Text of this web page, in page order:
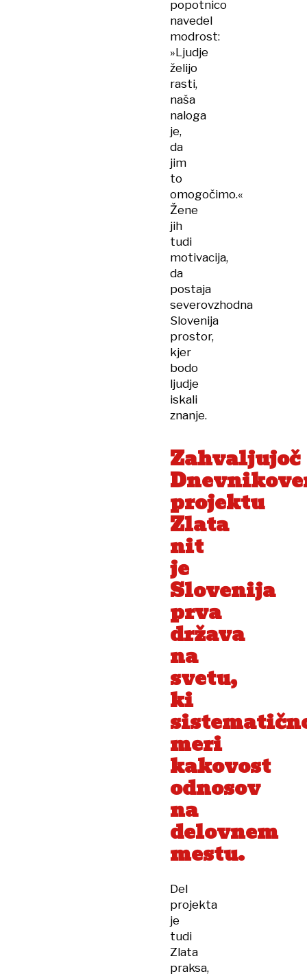
popotnico
navedel
modrost:
»Ljudje
želijo
rasti,
naša
naloga
je,
da
jim
to
omogočimo.«
Žene
jih
tudi
motivacija,
da
postaja
severovzhodna
Slovenija
prostor,
kjer
bodo
ljudje
iskali
znanje.
Zahvaljujoč
projektu
Zlata
nit
je
Slovenija
prva
država
na
svetu,
ki
meri
kakovost
odnosov
na
delovnem
mestu.
Del
projekta
je
tudi
Zlata
praksa,